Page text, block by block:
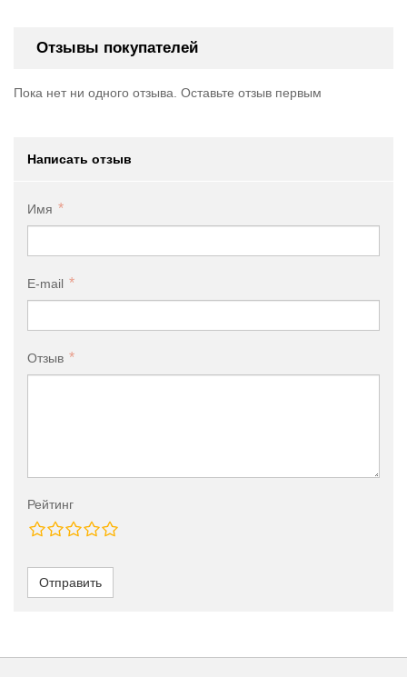
Отзывы покупателей
Пока нет ни одного отзыва. Оставьте отзыв первым
Написать отзыв
Имя
E-mail
Отзыв
Рейтинг
Отправить